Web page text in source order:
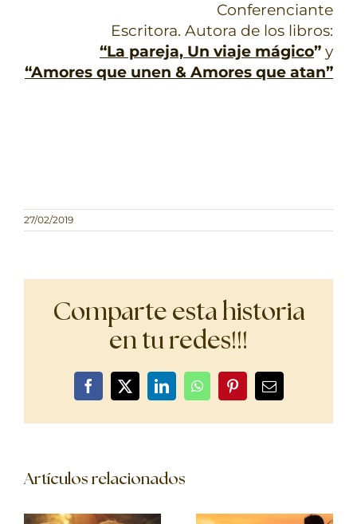
Conferenciante
Escritora. Autora de los libros:
“La pareja, Un viaje mágico” y
“Amores que unen & Amores que atan”
27/02/2019
Comparte esta historia
en tu redes!!!
Facebook
X LinkedInWhatsAppPinterestCorreo
Artículos relacionados